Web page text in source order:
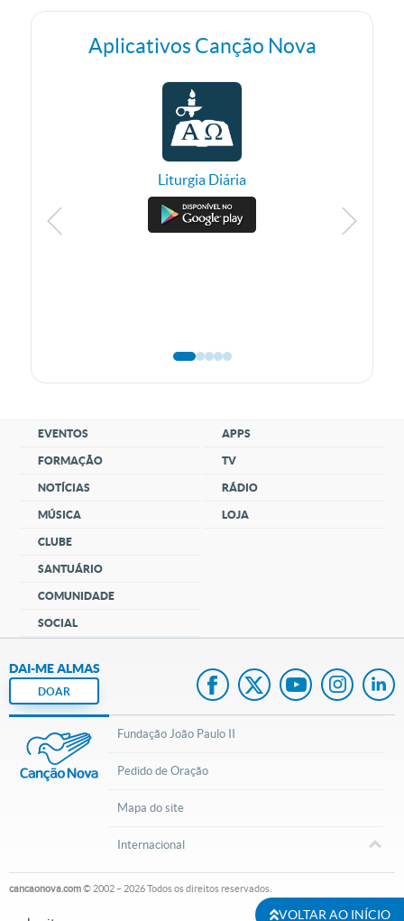
Aplicativos Canção Nova
Liturgia Diária
VOLTAR AO INÍCIO
EVENTOS
FORMAÇÃO
NOTÍCIAS
MÚSICA
CLUBE
SANTUÁRIO
COMUNIDADE
SOCIAL
APPS
TV
RÁDIO
LOJA
DAI-ME ALMAS
DOAR
Fundação João Paulo II
Pedido de Oração
Mapa do site
Internacional
cancaonova.com© 2002 – 2026Todos os direitos reservados.